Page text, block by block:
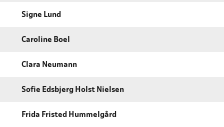
Signe Lund
Caroline Boel
Clara Neumann
Sofie Edsbjerg Holst Nielsen
Frida Fristed Hummelgård